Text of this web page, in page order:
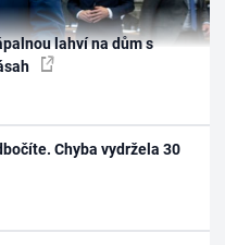
lahví na dům s
Chyba vydržela 30